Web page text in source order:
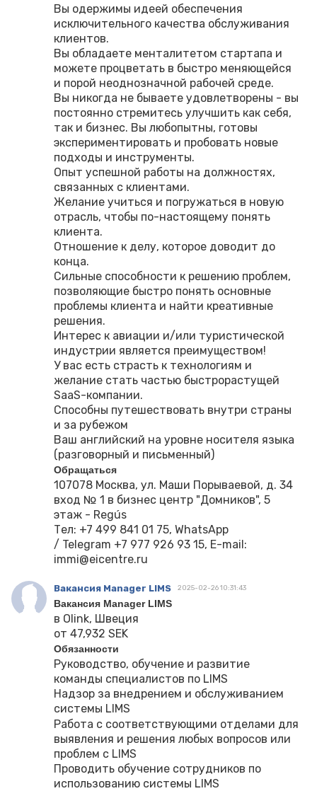
Вы одержимы идеей обеспечения
исключительного качества обслуживания
клиентов.
Вы обладаете менталитетом стартапа и
можете процветать в быстро меняющейся
и порой неоднозначной рабочей среде.
Вы никогда не бываете удовлетворены - вы
постоянно стремитесь улучшить как себя,
так и бизнес. Вы любопытны, готовы
экспериментировать и пробовать новые
подходы и инструменты.
Опыт успешной работы на должностях,
связанных с клиентами.
Желание учиться и погружаться в новую
отрасль, чтобы по-настоящему понять
клиента.
Отношение к делу, которое доводит до
конца.
Сильные способности к решению проблем,
позволяющие быстро понять основные
проблемы клиента и найти креативные
решения.
Интерес к авиации и/или туристической
индустрии является преимуществом!
У вас есть страсть к технологиям и
желание стать частью быстрорастущей
SaaS-компании.
Способны путешествовать внутри страны
и за рубежом
Ваш английский на уровне носителя языка
(разговорный и письменный)
Обращаться
107078 Москва, ул. Маши Порываевой, д. 34
вход № 1 в бизнес центр "Домников", 5
этаж - Regús
Тел: +7 499 841 01 75, WhatsApp
/ Telegram +7 977 926 93 15, E-mail:
immi@eicentre.ru
Вакансия Manager LIMS 2025-02-26 10:31:43
Вакансия Manager LIMS
в Olink, Швеция
от 47,932 SEK
Обязанности
Руководство, обучение и развитие
команды специалистов по LIMS
Надзор за внедрением и обслуживанием
системы LIMS
Работа с соответствующими отделами для
выявления и решения любых вопросов или
проблем с LIMS
Проводить обучение сотрудников по
использованию системы LIMS